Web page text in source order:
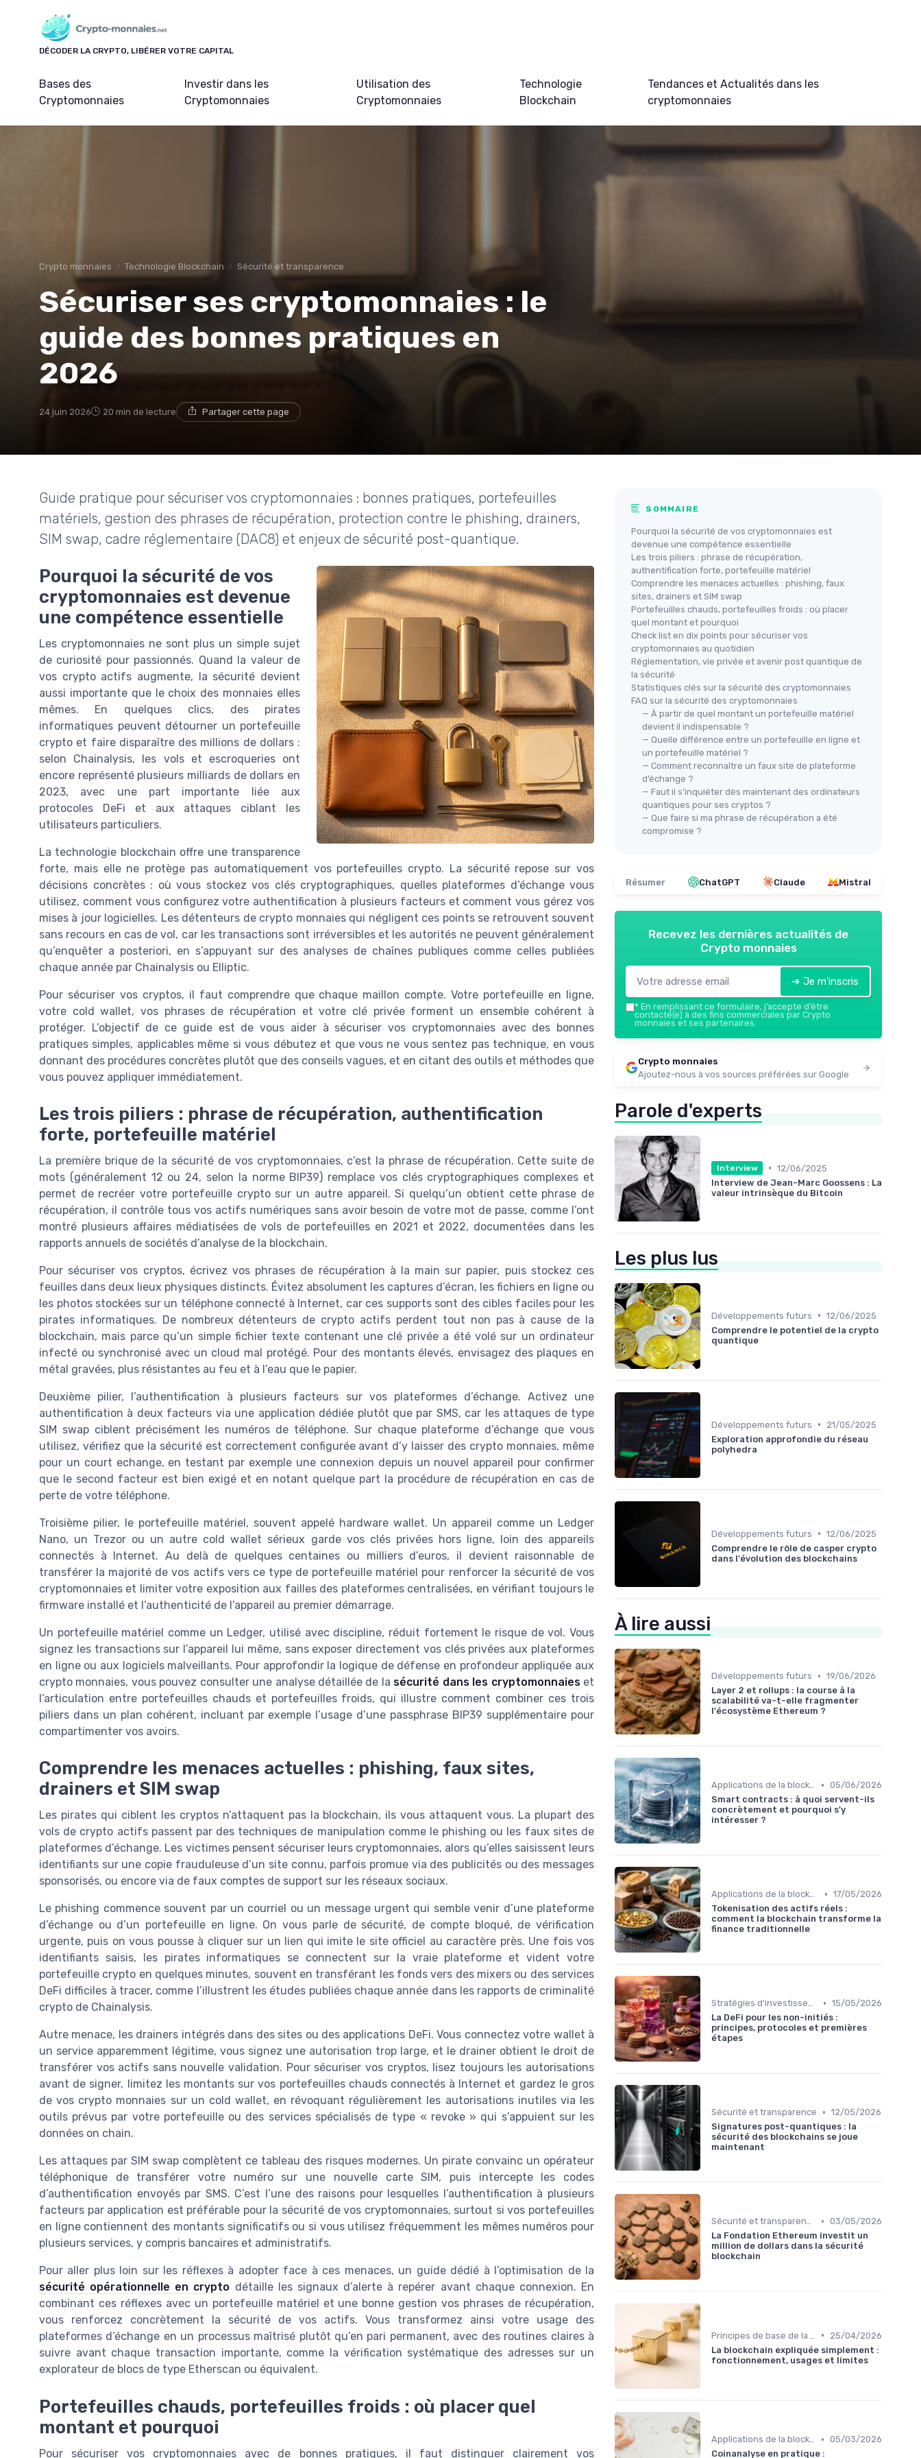
DÉCODER LA CRYPTO, LIBÉRER VOTRE CAPITAL
Bases des
Cryptomonnaies
Investir dans les
Cryptomonnaies
Utilisation des
Cryptomonnaies
Technologie
Blockchain
Tendances et Actualités dans les
cryptomonnaies
Crypto monnaies Technologie Blockchain Sécurité et transparence
Sécuriser ses cryptomonnaies : le
guide des bonnes pratiques en
2026
24 juin 2026 20 min de lecture Partager cette page
Guide pratique pour sécuriser vos cryptomonnaies : bonnes pratiques, portefeuilles
matériels, gestion des phrases de récupération, protection contre le phishing, drainers,
SIM swap, cadre réglementaire (DAC8) et enjeux de sécurité post-quantique.
Pourquoi la sécurité de vos
cryptomonnaies est devenue
une compétence essentielle
Les cryptomonnaies ne sont plus un simple sujet
de curiosité pour passionnés. Quand la valeur de
vos crypto actifs augmente, la sécurité devient
aussi importante que le choix des monnaies elles
mêmes. En quelques clics, des pirates
informatiques peuvent détourner un portefeuille
crypto et faire disparaître des millions de dollars :
selon Chainalysis, les vols et escroqueries ont
encore représenté plusieurs milliards de dollars en
2023, avec une part importante liée aux
protocoles DeFi et aux attaques ciblant les
utilisateurs particuliers.
La technologie blockchain offre une transparence
forte, mais elle ne protège pas automatiquement vos portefeuilles crypto. La sécurité repose sur vos
décisions concrètes : où vous stockez vos clés cryptographiques, quelles plateformes d’échange vous
utilisez, comment vous configurez votre authentification à plusieurs facteurs et comment vous gérez vos
mises à jour logicielles. Les détenteurs de crypto monnaies qui négligent ces points se retrouvent souvent
sans recours en cas de vol, car les transactions sont irréversibles et les autorités ne peuvent généralement
qu’enquêter a posteriori, en s’appuyant sur des analyses de chaînes publiques comme celles publiées
chaque année par Chainalysis ou Elliptic.
Pour sécuriser vos cryptos, il faut comprendre que chaque maillon compte. Votre portefeuille en ligne,
votre cold wallet, vos phrases de récupération et votre clé privée forment un ensemble cohérent à
protéger. L’objectif de ce guide est de vous aider à sécuriser vos cryptomonnaies avec des bonnes
pratiques simples, applicables même si vous débutez et que vous ne vous sentez pas technique, en vous
donnant des procédures concrètes plutôt que des conseils vagues, et en citant des outils et méthodes que
vous pouvez appliquer immédiatement.
Les trois piliers : phrase de récupération, authentification
forte, portefeuille matériel
La première brique de la sécurité de vos cryptomonnaies, c’est la phrase de récupération. Cette suite de
mots (généralement 12 ou 24, selon la norme BIP39) remplace vos clés cryptographiques complexes et
permet de recréer votre portefeuille crypto sur un autre appareil. Si quelqu’un obtient cette phrase de
récupération, il contrôle tous vos actifs numériques sans avoir besoin de votre mot de passe, comme l’ont
montré plusieurs affaires médiatisées de vols de portefeuilles en 2021 et 2022, documentées dans les
rapports annuels de sociétés d’analyse de la blockchain.
Pour sécuriser vos cryptos, écrivez vos phrases de récupération à la main sur papier, puis stockez ces
feuilles dans deux lieux physiques distincts. Évitez absolument les captures d’écran, les fichiers en ligne ou
les photos stockées sur un téléphone connecté à Internet, car ces supports sont des cibles faciles pour les
pirates informatiques. De nombreux détenteurs de crypto actifs perdent tout non pas à cause de la
blockchain, mais parce qu’un simple fichier texte contenant une clé privée a été volé sur un ordinateur
infecté ou synchronisé avec un cloud mal protégé. Pour des montants élevés, envisagez des plaques en
métal gravées, plus résistantes au feu et à l’eau que le papier.
Deuxième pilier, l’authentification à plusieurs facteurs sur vos plateformes d’échange. Activez une
authentification à deux facteurs via une application dédiée plutôt que par SMS, car les attaques de type
SIM swap ciblent précisément les numéros de téléphone. Sur chaque plateforme d’échange que vous
utilisez, vérifiez que la sécurité est correctement configurée avant d’y laisser des crypto monnaies, même
pour un court echange, en testant par exemple une connexion depuis un nouvel appareil pour confirmer
que le second facteur est bien exigé et en notant quelque part la procédure de récupération en cas de
perte de votre téléphone.
Troisième pilier, le portefeuille matériel, souvent appelé hardware wallet. Un appareil comme un Ledger
Nano, un Trezor ou un autre cold wallet sérieux garde vos clés privées hors ligne, loin des appareils
connectés à Internet. Au delà de quelques centaines ou milliers d’euros, il devient raisonnable de
transférer la majorité de vos actifs vers ce type de portefeuille matériel pour renforcer la sécurité de vos
cryptomonnaies et limiter votre exposition aux failles des plateformes centralisées, en vérifiant toujours le
firmware installé et l’authenticité de l’appareil au premier démarrage.
Un portefeuille matériel comme un Ledger, utilisé avec discipline, réduit fortement le risque de vol. Vous
signez les transactions sur l’appareil lui même, sans exposer directement vos clés privées aux plateformes
en ligne ou aux logiciels malveillants. Pour approfondir la logique de défense en profondeur appliquée aux
crypto monnaies, vous pouvez consulter une analyse détaillée de la sécurité dans les cryptomonnaieset
l’articulation entre portefeuilles chauds et portefeuilles froids, qui illustre comment combiner ces trois
piliers dans un plan cohérent, incluant par exemple l’usage d’une passphrase BIP39 supplémentaire pour
compartimenter vos avoirs.
Comprendre les menaces actuelles : phishing, faux sites,
drainers et SIM swap
Les pirates qui ciblent les cryptos n’attaquent pas la blockchain, ils vous attaquent vous. La plupart des
vols de crypto actifs passent par des techniques de manipulation comme le phishing ou les faux sites de
plateformes d’échange. Les victimes pensent sécuriser leurs cryptomonnaies, alors qu’elles saisissent leurs
identifiants sur une copie frauduleuse d’un site connu, parfois promue via des publicités ou des messages
sponsorisés, ou encore via de faux comptes de support sur les réseaux sociaux.
Le phishing commence souvent par un courriel ou un message urgent qui semble venir d’une plateforme
d’échange ou d’un portefeuille en ligne. On vous parle de sécurité, de compte bloqué, de vérification
urgente, puis on vous pousse à cliquer sur un lien qui imite le site officiel au caractère près. Une fois vos
identifiants saisis, les pirates informatiques se connectent sur la vraie plateforme et vident votre
portefeuille crypto en quelques minutes, souvent en transférant les fonds vers des mixers ou des services
DeFi difficiles à tracer, comme l’illustrent les études publiées chaque année dans les rapports de criminalité
crypto de Chainalysis.
Autre menace, les drainers intégrés dans des sites ou des applications DeFi. Vous connectez votre wallet à
un service apparemment légitime, vous signez une autorisation trop large, et le drainer obtient le droit de
transférer vos actifs sans nouvelle validation. Pour sécuriser vos cryptos, lisez toujours les autorisations
avant de signer, limitez les montants sur vos portefeuilles chauds connectés à Internet et gardez le gros
de vos crypto monnaies sur un cold wallet, en révoquant régulièrement les autorisations inutiles via les
outils prévus par votre portefeuille ou des services spécialisés de type « revoke » qui s’appuient sur les
données on chain.
Les attaques par SIM swap complètent ce tableau des risques modernes. Un pirate convainc un opérateur
téléphonique de transférer votre numéro sur une nouvelle carte SIM, puis intercepte les codes
d’authentification envoyés par SMS. C’est l’une des raisons pour lesquelles l’authentification à plusieurs
facteurs par application est préférable pour la sécurité de vos cryptomonnaies, surtout si vos portefeuilles
en ligne contiennent des montants significatifs ou si vous utilisez fréquemment les mêmes numéros pour
plusieurs services, y compris bancaires et administratifs.
Pour aller plus loin sur les réflexes à adopter face à ces menaces, un guide dédié à l’optimisation de la
sécurité opérationnelle en crypto détaille les signaux d’alerte à repérer avant chaque connexion. En
combinant ces réflexes avec un portefeuille matériel et une bonne gestion vos phrases de récupération,
vous renforcez concrètement la sécurité de vos actifs. Vous transformez ainsi votre usage des
plateformes d’échange en un processus maîtrisé plutôt qu’en pari permanent, avec des routines claires à
suivre avant chaque transaction importante, comme la vérification systématique des adresses sur un
explorateur de blocs de type Etherscan ou équivalent.
Portefeuilles chauds, portefeuilles froids : où placer quel
montant et pourquoi
Pour sécuriser vos cryptomonnaies avec de bonnes pratiques, il faut distinguer clairement vos
SOMMAIRE
Pourquoi la sécurité de vos cryptomonnaies est
devenue une compétence essentielle
Les trois piliers : phrase de récupération,
authentification forte, portefeuille matériel
Comprendre les menaces actuelles : phishing, faux
sites, drainers et SIM swap
Portefeuilles chauds, portefeuilles froids : où placer
quel montant et pourquoi
Check list en dix points pour sécuriser vos
cryptomonnaies au quotidien
Réglementation, vie privée et avenir post quantique de
la sécurité
Statistiques clés sur la sécurité des cryptomonnaies
FAQ sur la sécurité des cryptomonnaies
— À partir de quel montant un portefeuille matériel
devient il indispensable ?
— Quelle différence entre un portefeuille en ligne et
un portefeuille matériel ?
— Comment reconnaître un faux site de plateforme
d’échange ?
— Faut il s’inquiéter dès maintenant des ordinateurs
quantiques pour ses cryptos ?
— Que faire si ma phrase de récupération a été
compromise ?
Résumer ChatGPT Claude Mistral
Recevez les dernières actualités de
Crypto monnaies
➔ Je m'inscris
* En remplissant ce formulaire, j’accepte d’être
contacté(e) à des fins commerciales par Crypto
monnaies et ses partenaires.
Crypto monnaies
Ajoutez-nous à vos sources préférées sur Google
Parole d'experts
Interview • 12/06/2025
Interview de Jean-Marc Goossens : La
valeur intrinsèque du Bitcoin
Les plus lus
Développements futurs • 12/06/2025
Comprendre le potentiel de la crypto
quantique
Développements futurs •
21/05/2025
Exploration approfondie du réseau
polyhedra
Développements futurs • 12/06/2025
Comprendre le rôle de casper crypto
dans l'évolution des blockchains
À lire aussi
Développements futurs • 19/06/2026
Layer 2 et rollups : la course à la
scalabilité va-t-elle fragmenter
l'écosystème Ethereum ?
Applications de la blockchain • 05/06/2026
Smart contracts : à quoi servent-ils
concrètement et pourquoi s'y
intéresser ?
Applications de la blockchain • 17/05/2026
Tokenisation des actifs réels :
comment la blockchain transforme la
finance traditionnelle
Stratégies d'investissement • 15/05/2026
La DeFi pour les non-initiés :
principes, protocoles et premières
étapes
Sécurité et transparence • 12/05/2026
Signatures post-quantiques : la
sécurité des blockchains se joue
maintenant
Sécurité et transparence • 03/05/2026
La Fondation Ethereum investit un
million de dollars dans la sécurité
blockchain
•
25/04/2026
La blockchain expliquée simplement :
fonctionnement, usages et limites
Applications de la blockchain • 05/03/2026
Coinanalyse en pratique :